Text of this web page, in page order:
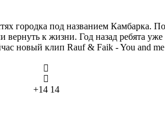
городка под названием
вернуть к жизни. Год назад ребята
новый клип Rauf & Faik - You and
+14 14